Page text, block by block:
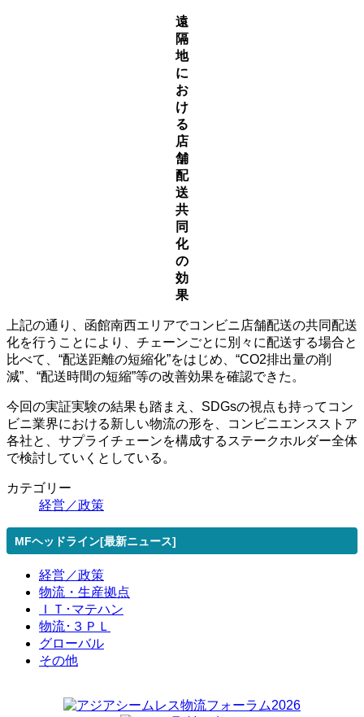
遠
隔
地
に
お
け
る
店
舗
配
送
共
同
化
の
効
果
上記の通り、函館南西エリアでコンビニ店舗配送の共同配送
化を行うことにより、チェーンごとに別々に配送する場合と
比べて、“配送距離の短縮化”をはじめ、“CO2排出量の削
減”、“配送時間の短縮”等の改善効果を確認できた。
今回の実証実験の結果も踏まえ、SDGsの視点も持ってコン
ビニ業界における新しい物流の形を、コンビニエンスストア
各社と、サプライチェーンを構成するステークホルダー全体
で検討していくとしている。
カテゴリー
経営／政策
MFヘッドライン[最新ニュース]
経営／政策
物流・生産拠点
ＩＴ･マテハン
物流･３ＰＬ
グローバル
その他